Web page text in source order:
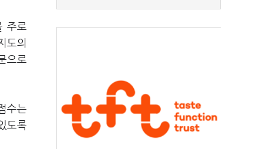
주로
도의
으로
수는
도록